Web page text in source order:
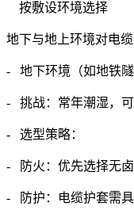
按敷设环境选择
地下与地上环境对电
- 地下环境（如地铁隧
- 挑战：常年潮湿，可
- 选型策略：
- 防火：优先选择无卤
- 防护：电缆护套需具